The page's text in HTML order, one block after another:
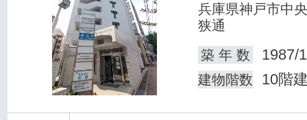
兵庫県神戸市中
狭通
築 年 数
1987/
建物階数 10階